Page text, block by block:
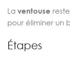
La ventouse
pour éliminer un
Étapes